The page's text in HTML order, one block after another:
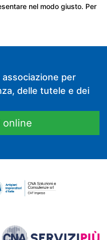
nel modo giusto. Per
per
delle tutele e dei
online